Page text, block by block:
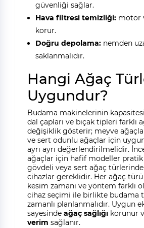
güvenliği sağlar.
Hava filtresi temizliği:motor
korur.
Doğru depolama:nemden
saklanmalıdır.
Hangi Ağaç
Uygundur?
Budama makinelerinin
dal çapları ve bıçak tipleri farklı
değişiklik gösterir; meyve
ve sert odunlu ağaçlar için
ayrı ayrı değerlendirilmelidir.
ağaçlar için hafif modeller
gövdeli veya sert ağaç
cihazlar gereklidir. Her ağaç
kesim zamanı ve yöntem farklı
cihaz seçimi ile birlikte budama
zamanlı planlanmalıdır. Uygun
sayesinde ağaç sağlığıkorunur
verim sağlanır.